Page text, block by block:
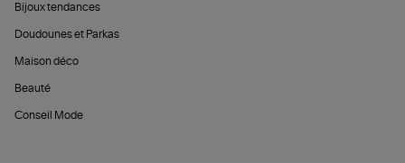
Bijoux tendances
Doudounes et Parkas
Maison déco
Beauté
Conseil Mode